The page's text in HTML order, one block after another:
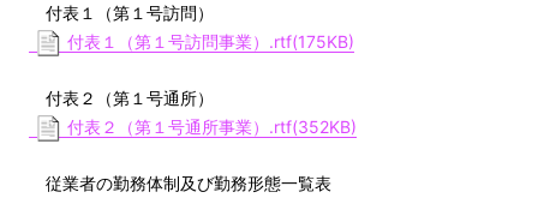
付表１（第１号訪問）
付表１（第１号訪問事業）.rtf(175KB)
付表２（第１号通所）
付表２（第１号通所事業）.rtf(352KB)
従業者の勤務体制及び勤務形態一覧表